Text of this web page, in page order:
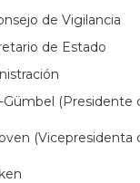
de Vigilancia
de Estado
(Presidente
(Vicepresidenta